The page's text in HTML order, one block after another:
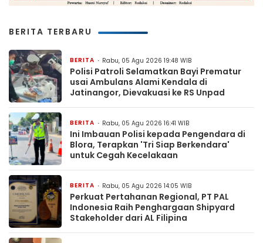
BERITA TERBARU
BERITA Rabu, 05 Agu 2026 19:48 WIB
Polisi Patroli Selamatkan Bayi Prematur
usai Ambulans Alami Kendala di
Jatinangor, Dievakuasi ke RS Unpad
BERITA Rabu, 05 Agu 2026 16:41 WIB
Ini Imbauan Polisi kepada Pengendara di
Blora, Terapkan 'Tri Siap Berkendara'
untuk Cegah Kecelakaan
BERITA Rabu, 05 Agu 2026 14:05 WIB
Perkuat Pertahanan Regional, PT PAL
Indonesia Raih Penghargaan Shipyard
Stakeholder dari AL Filipina